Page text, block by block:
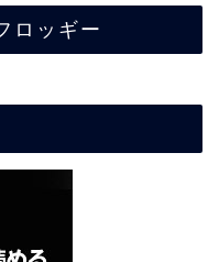
ロッギー